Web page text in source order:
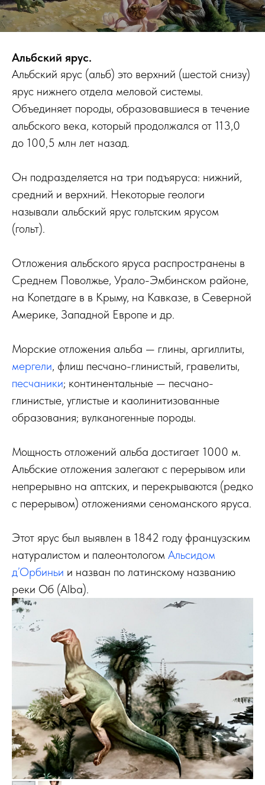
Альбский ярус.
Альбский ярус (альб) это верхний (шестой снизу)
ярус нижнего отдела меловой системы.
Объединяет породы, образовавшиеся в течение
альбского века, который продолжался от 113,0
до 100,5 млн лет назад.
Он подразделяется на три подъяруса: нижний,
средний и верхний. Некоторые геологи
называли альбский ярус гольтским ярусом
(гольт).
Отложения альбского яруса распространены в
Среднем Поволжье, Урало-Эмбинском районе,
на Копетдаге в в Крыму, на Кавказе, в Северной
Америке, Западной Европе и др.
Морские отложения альба — глины, аргиллиты,
мергели, флиш песчано-глинистый, гравелиты,
песчаники; континентальные — песчано-
глинистые, углистые и каолинитизованные
образования; вулканогенные породы.
Мощность отложений альба достигает 1000 м.
Альбские отложения залегают с перерывом или
непрерывно на аптских, и перекрываются (редко
с перерывом) отложениями сеноманского яруса.
Этот ярус был выявлен в 1842 году французским
натуралистом и палеонтологом Альсидом
д’Орбиньи и назван по латинскому названию
реки Об (Alba).